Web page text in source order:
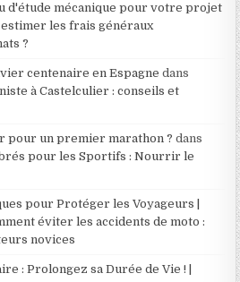
d'étude mécanique pour votre projet
estimer les frais généraux
?
centenaire en Espagne dans
à Castelculier : conseils et
pour un premier marathon ? dans
pour les Sportifs : Nourrir le
pour Protéger les Voyageurs |
éviter les accidents de moto :
novices
: Prolongez sa Durée de Vie ! |